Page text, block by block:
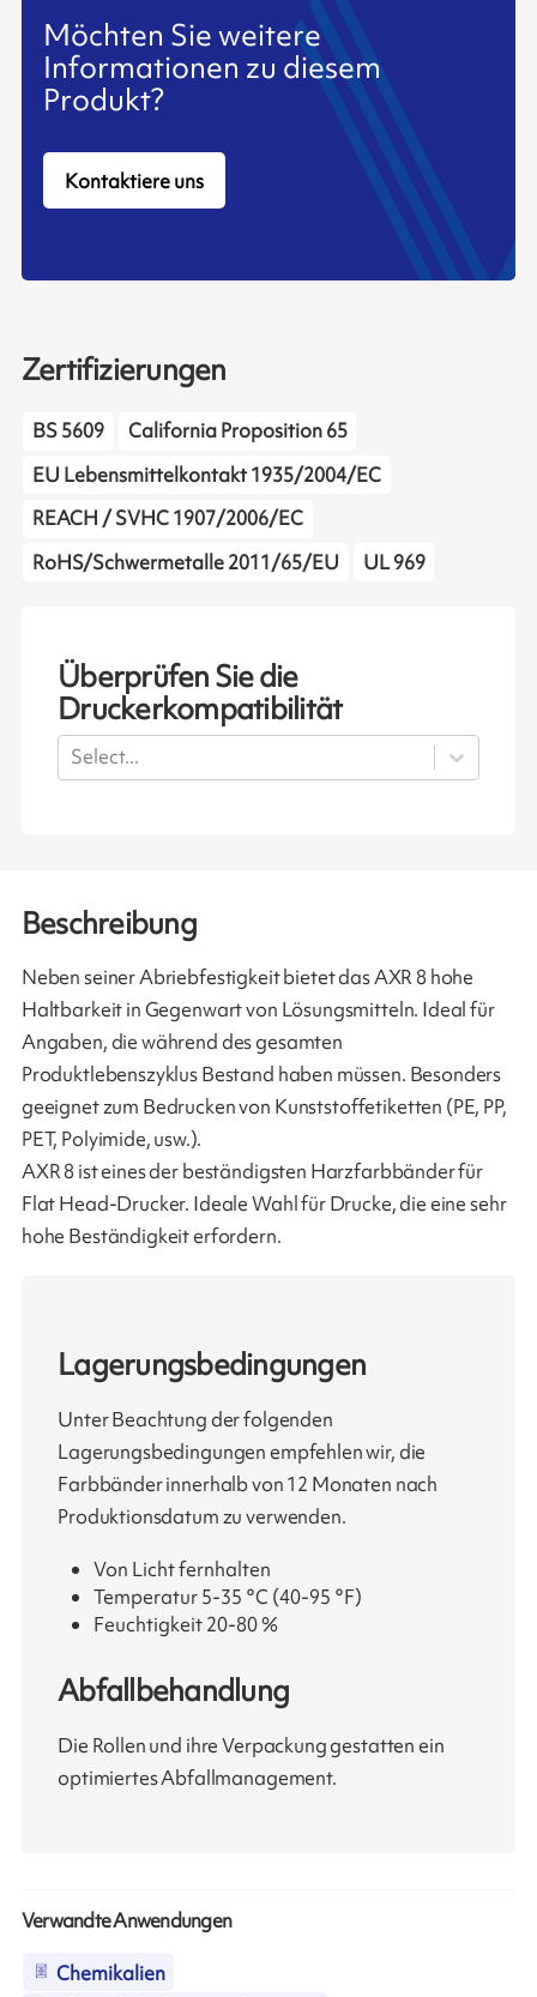
Möchten Sie weitere
Informationen zu diesem
Produkt?
Kontaktiere uns
Zertifizierungen
BS 5609
California Proposition 65
EU Lebensmittelkontakt 1935/2004/EC
REACH / SVHC 1907/2006/EC
RoHS/Schwermetalle 2011/65/EU
UL 969
Überprüfen Sie die
Druckerkompatibilität
Select...
Beschreibung
Neben seiner Abriebfestigkeit bietet das AXR 8 hohe
Haltbarkeit in Gegenwart von Lösungsmitteln. Ideal für
Angaben, die während des gesamten
Produktlebenszyklus Bestand haben müssen. Besonders
geeignet zum Bedrucken von Kunststoffetiketten (PE, PP,
PET, Polyimide, usw.).
AXR 8 ist eines der beständigsten Harzfarbbänder für
Flat Head-Drucker. Ideale Wahl für Drucke, die eine sehr
hohe Beständigkeit erfordern.
Lagerungsbedingungen
Unter Beachtung der folgenden
Lagerungsbedingungen empfehlen wir, die
Farbbänder innerhalb von 12 Monaten nach
Produktionsdatum zu verwenden.
Von Licht fernhalten
Temperatur 5-35 °C (40-95 °F)
Feuchtigkeit 20-80 %
Abfallbehandlung
Die Rollen und ihre Verpackung gestatten ein
optimiertes Abfallmanagement.
Verwandte Anwendungen
Chemikalien